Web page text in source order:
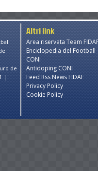
de
|
Altri link
Area riservata Team
Enciclopedia del Football
CONI
Antidoping CONI
Feed Rss News FIDAF
Privacy Policy
Cookie Policy